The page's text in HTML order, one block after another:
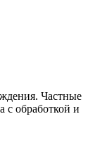
Частные
с обработкой и